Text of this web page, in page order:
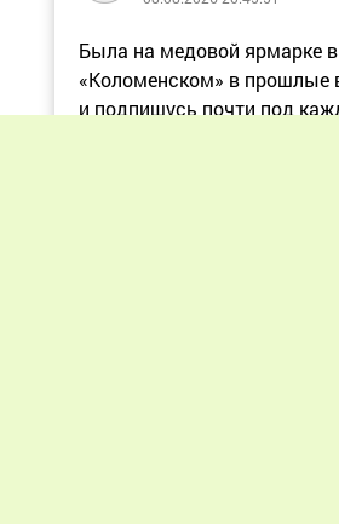
Была на медовой ярмарке в
«Коломенском» в
и подпишусь почти под